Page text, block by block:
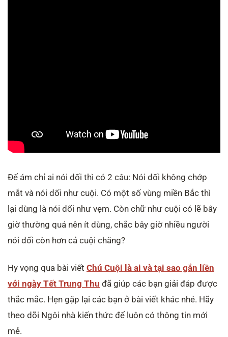
Để ám chỉ ai nói dối thì có 2 câu: Nói dối không chớp
mắt và nói dối như cuội. Có một số vùng miền Bắc thì
lại dùng là nói dối như vẹm. Còn chữ như cuội có lẽ bây
giờ thường quá nên ít dùng, chắc bây giờ nhiều người
nói dối còn hơn cả cuội chăng?
Hy vọng qua bài viết Chú Cuội là ai và tại sao gắn liền
với ngày Tết Trung Thu đã giúp các bạn giải đáp được
thắc mắc. Hẹn gặp lại các bạn ở bài viết khác nhé. Hãy
theo dõi Ngôi nhà kiến thức để luôn có thông tin mới
mẻ.